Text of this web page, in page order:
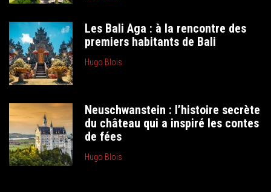
Les Bali Aga : à la rencontre des
premiers habitants de Bali
Hugo Blois
Neuschwanstein : l’histoire secrète
du château qui a inspiré les contes
de fées
Hugo Blois